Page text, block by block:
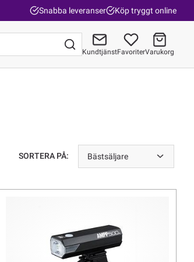
Snabba leveranser Köp tryggt online
KundtjänstFavoriterVarukorg
SORTERA PÅ: Bästsäljare